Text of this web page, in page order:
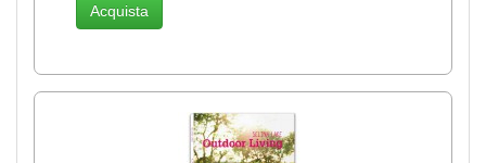
Acquista